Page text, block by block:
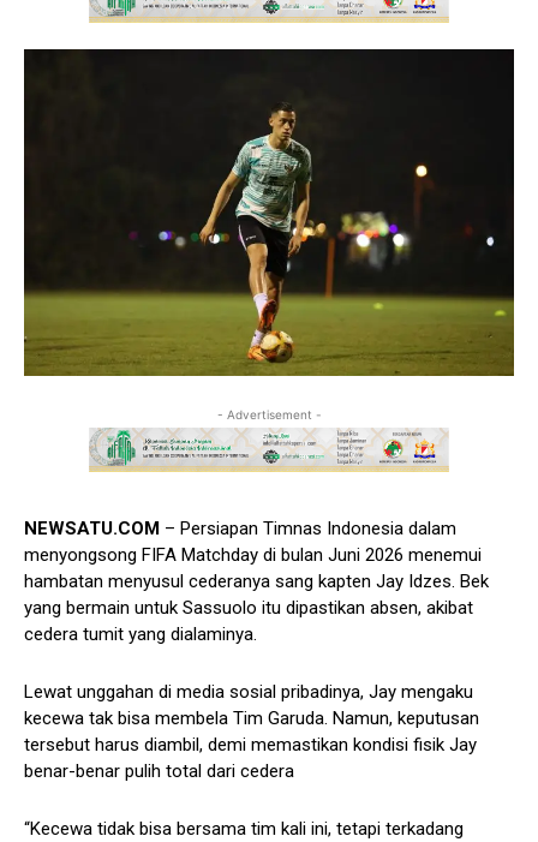
- Advertisement -
NEWSATU.COM – Persiapan Timnas Indonesia dalam
menyongsong FIFA Matchday di bulan Juni 2026 menemui
hambatan menyusul cederanya sang kapten Jay Idzes. Bek
yang bermain untuk Sassuolo itu dipastikan absen, akibat
cedera tumit yang dialaminya.
Lewat unggahan di media sosial pribadinya, Jay mengaku
kecewa tak bisa membela Tim Garuda. Namun, keputusan
tersebut harus diambil, demi memastikan kondisi fisik Jay
benar-benar pulih total dari cedera
“Kecewa tidak bisa bersama tim kali ini, tetapi terkadang